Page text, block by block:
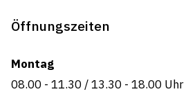
Öffnungszeiten
Montag
08.00 - 11.30/13.30 - 18.00 Uhr